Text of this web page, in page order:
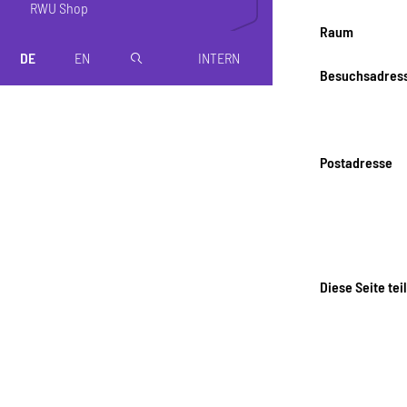
RWU Shop
DE EN magnifier INTERN
Raum
Postadresse
Diese Seite